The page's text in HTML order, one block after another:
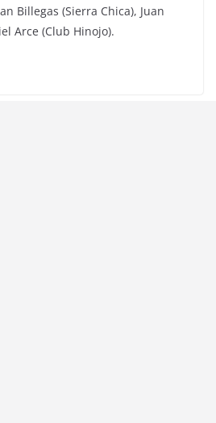
Billegas (Sierra Chica), Juan
Arce (Club Hinojo).